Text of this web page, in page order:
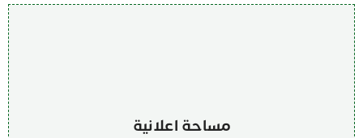
مساحة اعلانية